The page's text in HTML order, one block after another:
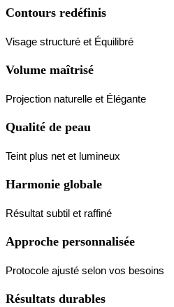
Contours redéfinis
Visage structuré et Équilibré
Volume maîtrisé
Projection naturelle et Élégante
Qualité de peau
Teint plus net et lumineux
Harmonie globale
Résultat subtil et raffiné
Approche personnalisée
Protocole ajusté selon vos besoins
Résultats durables